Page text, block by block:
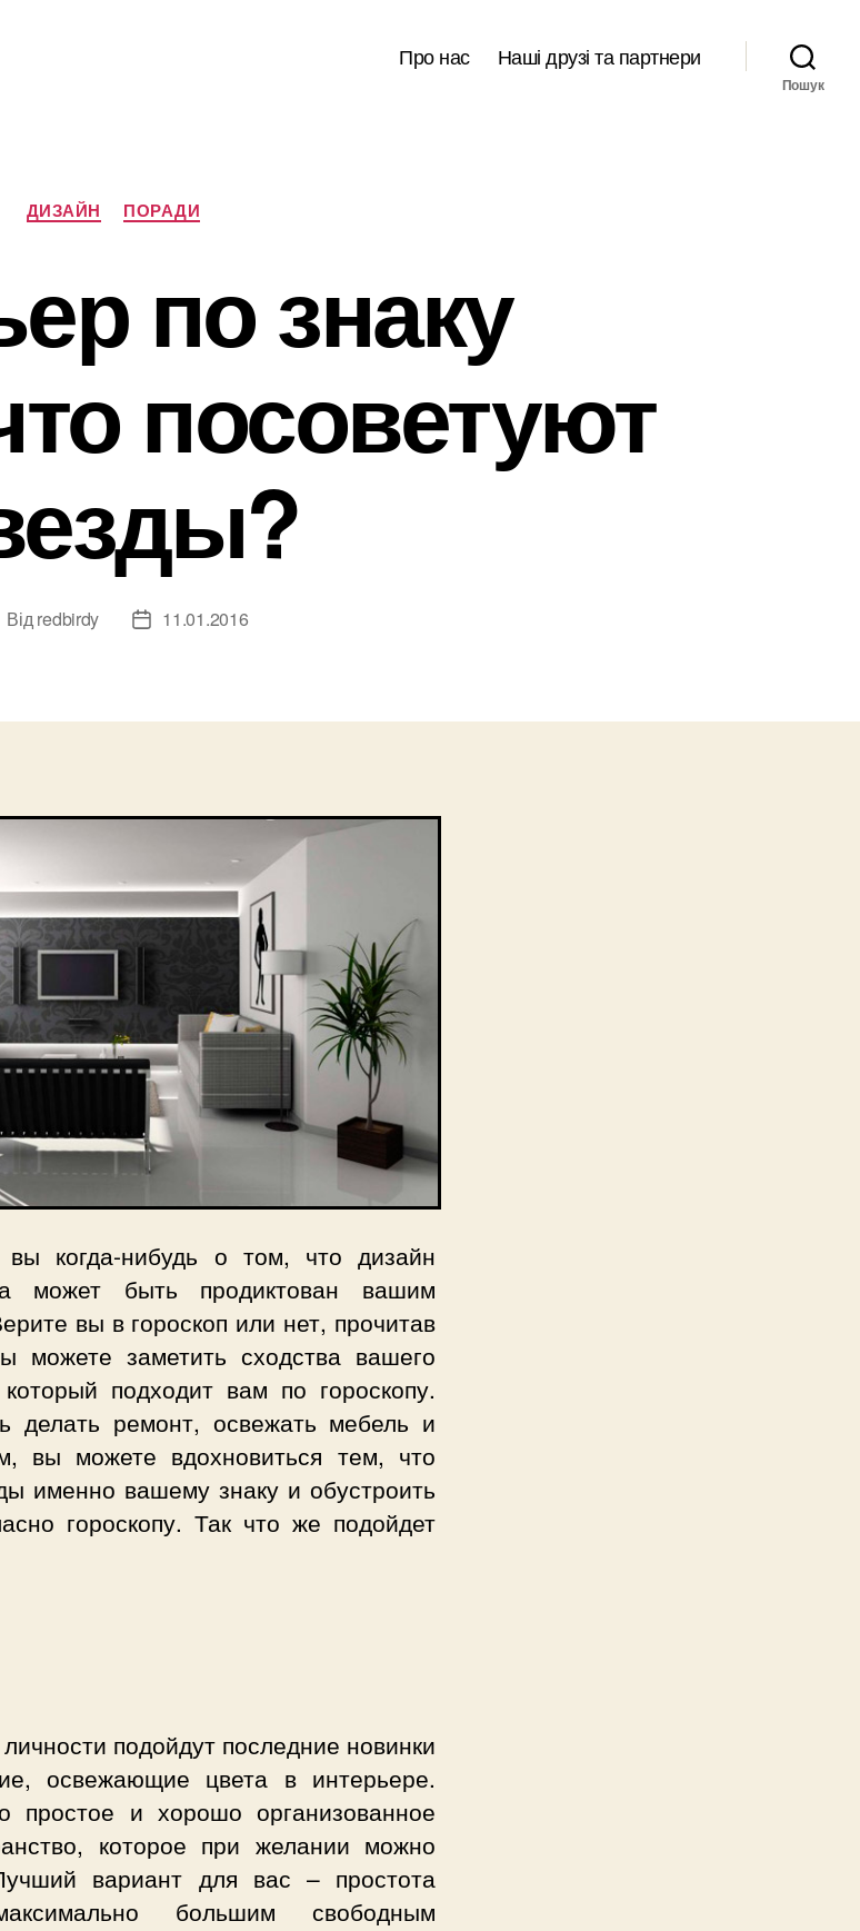
Про нас Наші друзі та партнери
Пошук
Категорії
ДИЗАЙН ПОРАДИ
по знаку
посоветуют
Від redbirdy
Дата11.01.2016
когда-нибудь о том, что дизайн
может быть продиктован вашим
вы в гороскоп или нет, прочитав
можете заметить сходства вашего
подходит вам по гороскопу.
делать ремонт, освежать мебель и
вы можете вдохновиться тем, что
именно вашему знаку и обустроить
гороскопу. Так что же подойдет
подойдут последние новинки
освежающие цвета в интерьере.
простое и хорошо организованное
которое при желании можно
вариант для вас – простота
большим свободным